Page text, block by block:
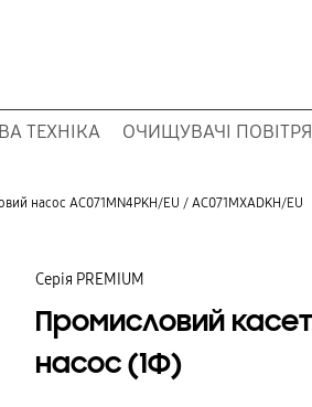
ТЕХНІКА ОЧИЩУВАЧІ ПОВІТРЯ
насос AC071MN4PKH/EU / AC071MXADKH/EU
Промисловий
насос (1Ф)
Серія PREMIUM